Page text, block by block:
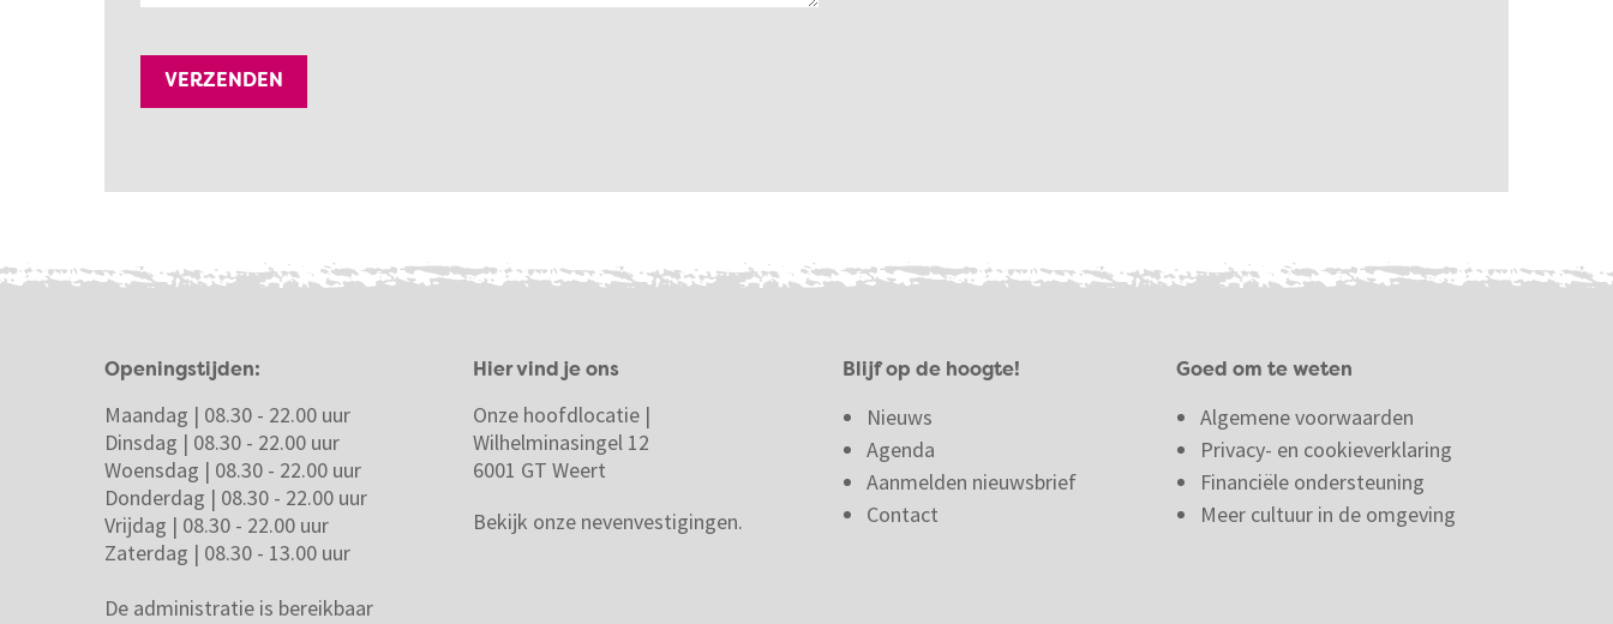
Openingstijden:
Maandag | 08.30 - 22.00 uur
Dinsdag | 08.30 - 22.00 uur
Woensdag | 08.30 - 22.00 uur
Donderdag | 08.30 - 22.00 uur
Vrijdag | 08.30 - 22.00 uur
Zaterdag | 08.30 - 13.00 uur
De administratie is bereikbaar
Hier vind je ons
Onze hoofdlocatie |
Wilhelminasingel 12
6001 GT Weert
Bekijk onze nevenvestigingen.
Blijf op de hoogte!
Nieuws
Agenda
Aanmelden nieuwsbrief
Contact
Goed om te weten
Algemene voorwaarden
Privacy- en cookieverklaring
Financiële ondersteuning
Meer cultuur in de omgeving